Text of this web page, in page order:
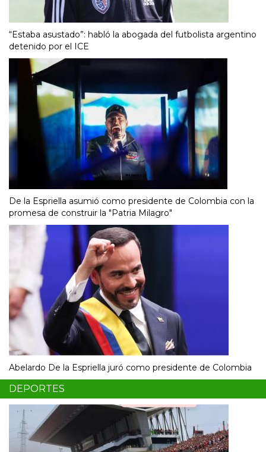
“Estaba asustado”: habló la abogada del futbolista argentino
detenido por el ICE
De la Espriella asumió como presidente de Colombia con la
promesa de construir la "Patria Milagro"
Abelardo De la Espriella juró como presidente de Colombia
DEPORTES